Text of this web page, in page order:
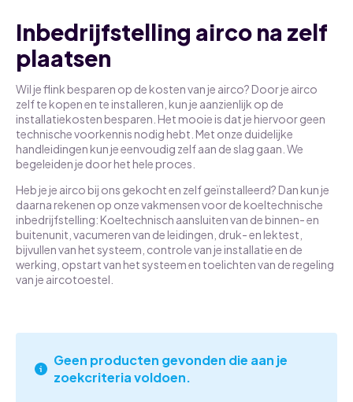
Inbedrijfstelling airco na zelf
plaatsen
Wil je flink besparen op de kosten van je airco? Door je airco
zelf te kopen en te installeren, kun je aanzienlijk op de
installatiekosten besparen. Het mooie is dat je hiervoor geen
technische voorkennis nodig hebt. Met onze duidelijke
handleidingen kun je eenvoudig zelf aan de slag gaan. We
begeleiden je door het hele proces.
Heb je je airco bij ons gekocht en zelf geïnstalleerd? Dan kun je
daarna rekenen op onze vakmensen voor de koeltechnische
inbedrijfstelling: Koeltechnisch aansluiten van de binnen- en
buitenunit, vacumeren van de leidingen, druk- en lektest,
bijvullen van het systeem, controle van je installatie en de
werking, opstart van het systeem en toelichten van de regeling
van je aircotoestel.
Geen producten gevonden die aan je
zoekcriteria voldoen.